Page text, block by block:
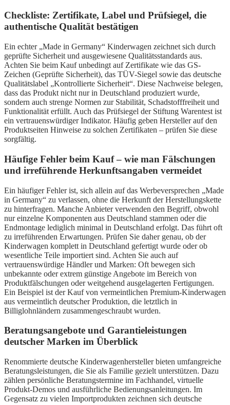
Checkliste: Zertifikate, Label und Prüfsiegel, die
authentische Qualität bestätigen
Ein echter „Made in Germany“ Kinderwagen zeichnet sich durch
geprüfte Sicherheit und ausgewiesene Qualitätsstandards aus.
Achten Sie beim Kauf unbedingt auf Zertifikate wie das GS-
Zeichen (Geprüfte Sicherheit), das TÜV-Siegel sowie das deutsche
Qualitätslabel „Kontrollierte Sicherheit“. Diese Nachweise belegen,
dass das Produkt nicht nur in Deutschland produziert wurde,
sondern auch strenge Normen zur Stabilität, Schadstofffreiheit und
Funktionalität erfüllt. Auch das Prüfsiegel der Stiftung Warentest ist
ein vertrauenswürdiger Indikator. Häufig geben Hersteller auf den
Produktseiten Hinweise zu solchen Zertifikaten – prüfen Sie diese
sorgfältig.
Häufige Fehler beim Kauf – wie man Fälschungen
und irreführende Herkunftsangaben vermeidet
Ein häufiger Fehler ist, sich allein auf das Werbeversprechen „Made
in Germany“ zu verlassen, ohne die Herkunft der Herstellungskette
zu hinterfragen. Manche Anbieter verwenden den Begriff, obwohl
nur einzelne Komponenten aus Deutschland stammen oder die
Endmontage lediglich minimal in Deutschland erfolgt. Das führt oft
zu irreführenden Erwartungen. Prüfen Sie daher genau, ob der
Kinderwagen komplett in Deutschland gefertigt wurde oder ob
wesentliche Teile importiert sind. Achten Sie auch auf
vertrauenswürdige Händler und Marken: Oft bewegen sich
unbekannte oder extrem günstige Angebote im Bereich von
Produktfälschungen oder weitgehend ausgelagerten Fertigungen.
Ein Beispiel ist der Kauf von vermeintlichen Premium-Kinderwagen
aus vermeintlich deutscher Produktion, die letztlich in
Billiglohnländern zusammengeschraubt wurden.
Beratungsangebote und Garantieleistungen
deutscher Marken im Überblick
Renommierte deutsche Kinderwagenhersteller bieten umfangreiche
Beratungsleistungen, die Sie als Familie gezielt unterstützen. Dazu
zählen persönliche Beratungstermine im Fachhandel, virtuelle
Produkt-Demos und ausführliche Bedienungsanleitungen. Im
Gegensatz zu vielen Importprodukten zeichnen sich deutsche